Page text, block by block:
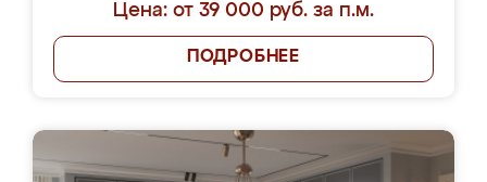
Цена: от 39 000 руб. за п.м.
ПОДРОБНЕЕ